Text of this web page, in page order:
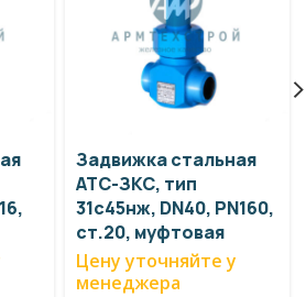
Задвижка стальная
АТС-ЗКС, тип
31с45нж, DN40, PN160,
ст.20, муфтовая
Цену уточняйте у
менеджера